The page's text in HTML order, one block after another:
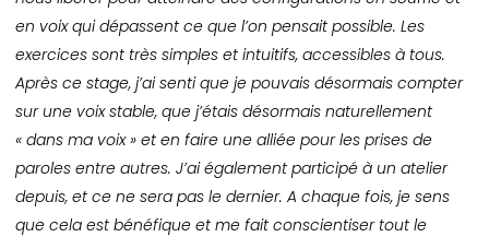
en voix qui dépassent ce que l’on pensait possible. Les
exercices sont très simples et intuitifs, accessibles à tous.
Après ce stage, j’ai senti que je pouvais désormais compter
sur une voix stable, que j’étais désormais naturellement
« dans ma voix » et en faire une alliée pour les prises de
paroles entre autres. J’ai également participé à un atelier
depuis, et ce ne sera pas le dernier. A chaque fois, je sens
que cela est bénéfique et me fait conscientiser tout le